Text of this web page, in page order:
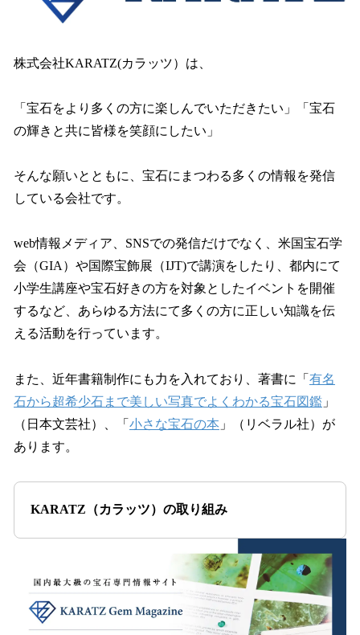
株式会社KARATZ(カラッツ）は、
「宝石をより多くの方に楽しんでいただきたい」「宝石
の輝きと共に皆様を笑顔にしたい」
そんな願いとともに、宝石にまつわる多くの情報を発信
している会社です。
web情報メディア、SNSでの発信だけでなく、米国宝石学
会（GIA）や国際宝飾展（IJT)で講演をしたり、都内にて
小学生講座や宝石好きの方を対象としたイベントを開催
するなど、あらゆる方法にて多くの方に正しい知識を伝
える活動を行っています。
また、近年書籍制作にも力を入れており、著書に「 有名
石から超希少石まで美しい写真でよくわかる宝石図鑑 」
（日本文芸社）、「 小さな宝石の本 」（リベラル社）が
あります。
KARATZ（カラッツ）の取り組み